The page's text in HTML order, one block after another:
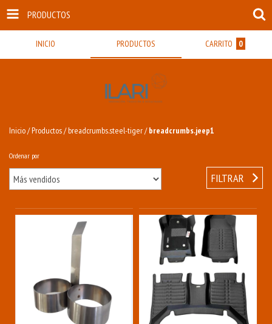
PRODUCTOS
INICIO PRODUCTOS CARRITO 0
Inicio/Productos/breadcrumbs.steel-tiger/ breadcrumbs.jeep1
Ordenar por
FILTRAR